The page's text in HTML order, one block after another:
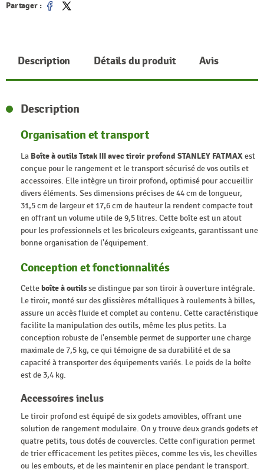
Partager :
Partager
Tweet
Description Détails du produit Avis
Description
Organisation et transport
La Boîte à outils Tstak III avec tiroir profond STANLEY FATMAXest
conçue pour le rangement et le transport sécurisé de vos outils et
accessoires. Elle intègre un tiroir profond, optimisé pour accueillir
divers éléments. Ses dimensions précises de 44 cm de longueur,
31,5 cm de largeur et 17,6 cm de hauteur la rendent compacte tout
en offrant un volume utile de 9,5 litres. Cette boîte est un atout
pour les professionnels et les bricoleurs exigeants, garantissant une
bonne organisation de l'équipement.
Conception et fonctionnalités
Cetteboîte à outilsse distingue par son tiroir à ouverture intégrale.
Le tiroir, monté sur des glissières métalliques à roulements à billes,
assure un accès fluide et complet au contenu. Cette caractéristique
facilite la manipulation des outils, même les plus petits. La
conception robuste de l'ensemble permet de supporter une charge
maximale de 7,5 kg, ce qui témoigne de sa durabilité et de sa
capacité à transporter des équipements variés. Le poids de la boîte
est de 3,4 kg.
Accessoires inclus
Le tiroir profond est équipé de six godets amovibles, offrant une
solution de rangement modulaire. On y trouve deux grands godets et
quatre petits, tous dotés de couvercles. Cette configuration permet
de trier efficacement les petites pièces, comme les vis, les chevilles
ou les embouts, et de les maintenir en place pendant le transport.